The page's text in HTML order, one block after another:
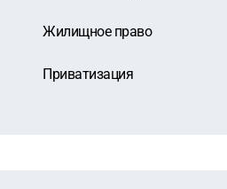
Жилищное право
Приватизация